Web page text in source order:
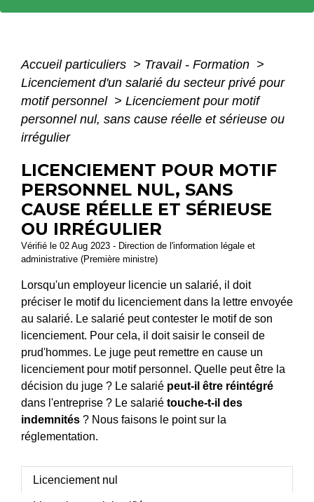
Accueil particuliers > Travail - Formation >
Licenciement d'un salarié du secteur privé pour
motif personnel > Licenciement pour motif
personnel nul, sans cause réelle et sérieuse ou
irrégulier
LICENCIEMENT POUR MOTIF
PERSONNEL NUL, SANS
CAUSE RÉELLE ET SÉRIEUSE
OU IRRÉGULIER
Vérifié le 02 Aug 2023 - Direction de l'information légale et
administrative (Première ministre)
Lorsqu'un employeur licencie un salarié, il doit
préciser le motif du licenciement dans la lettre envoyée
au salarié. Le salarié peut contester le motif de son
licenciement. Pour cela, il doit saisir le conseil de
prud'hommes. Le juge peut remettre en cause un
licenciement pour motif personnel. Quelle peut être la
décision du juge ? Le salarié peut-il être réintégré
dans l'entreprise ? Le salarié touche-t-il des
indemnités ? Nous faisons le point sur la
réglementation.
Licenciement nul